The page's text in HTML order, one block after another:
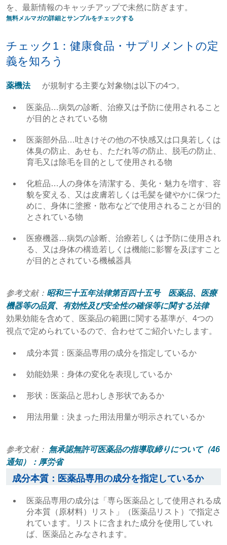
を、最新情報のキャッチアップで未然に防ぎます。
無料メルマガの詳細とサンプルをチェックする
チェック1：健康食品・サプリメントの定
義を知ろう
薬機法 が規制する主要な対象物は以下の4つ。
医薬品…病気の診断、治療又は予防に使用されること
が目的とされている物
医薬部外品…吐きけその他の不快感又は口臭若しくは
体臭の防止、あせも、ただれ等の防止、脱毛の防止、
育毛又は除毛を目的として使用される物
化粧品…人の身体を清潔する、美化・魅力を増す、容
貌を変える、又は皮膚若しくは毛髪を健やかに保つた
めに、身体に塗擦・散布などで使用されることが目的
とされている物
医療機器…病気の診断、治療若しくは予防に使用され
る、又は身体の構造若しくは機能に影響を及ぼすこと
が目的とされている機械器具
参考文献： 昭和三十五年法律第百四十五号 医薬品、医療
機器等の品質、有効性及び安全性の確保等に関する法律
効果効能を含めて、医薬品の範囲に関する基準が、4つの
視点で定められているので、合わせてご紹介いたします。
成分本質：医薬品専用の成分を指定しているか
効能効果：身体の変化を表現しているか
形状：医薬品と思わしき形状であるか
用法用量：決まった用法用量が明示されているか
参考文献： 無承認無許可医薬品の指導取締りについて（46
通知）：厚労省
成分本質：医薬品専用の成分を指定しているか
医薬品専用の成分は「専ら医薬品として使用される成
分本質（原材料）リスト」（医薬品リスト）で指定さ
れています。リストに含まれた成分を使用していれ
ば、医薬品とみなされます。